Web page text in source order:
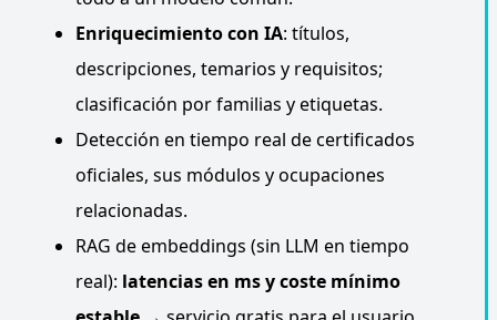
Enriquecimiento con IA: títulos,
descripciones, temarios y requisitos;
clasificación por familias y etiquetas.
Detección en tiempo real de certificados
oficiales, sus módulos y ocupaciones
relacionadas.
RAG de embeddings (sin LLM en tiempo
real): latencias en ms y coste mínimo